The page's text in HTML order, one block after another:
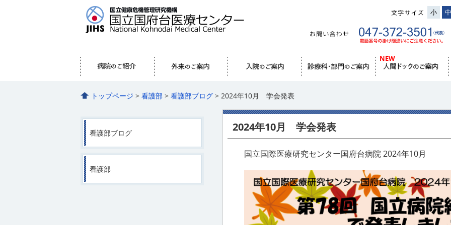
小 中
トップページ >看護部 >看護部ブログ > 2024年10月 学会発表
2024年10月 学会発表
国立国際医療研究センター国府台病院 2024年10月
看護部ブログ
看護部